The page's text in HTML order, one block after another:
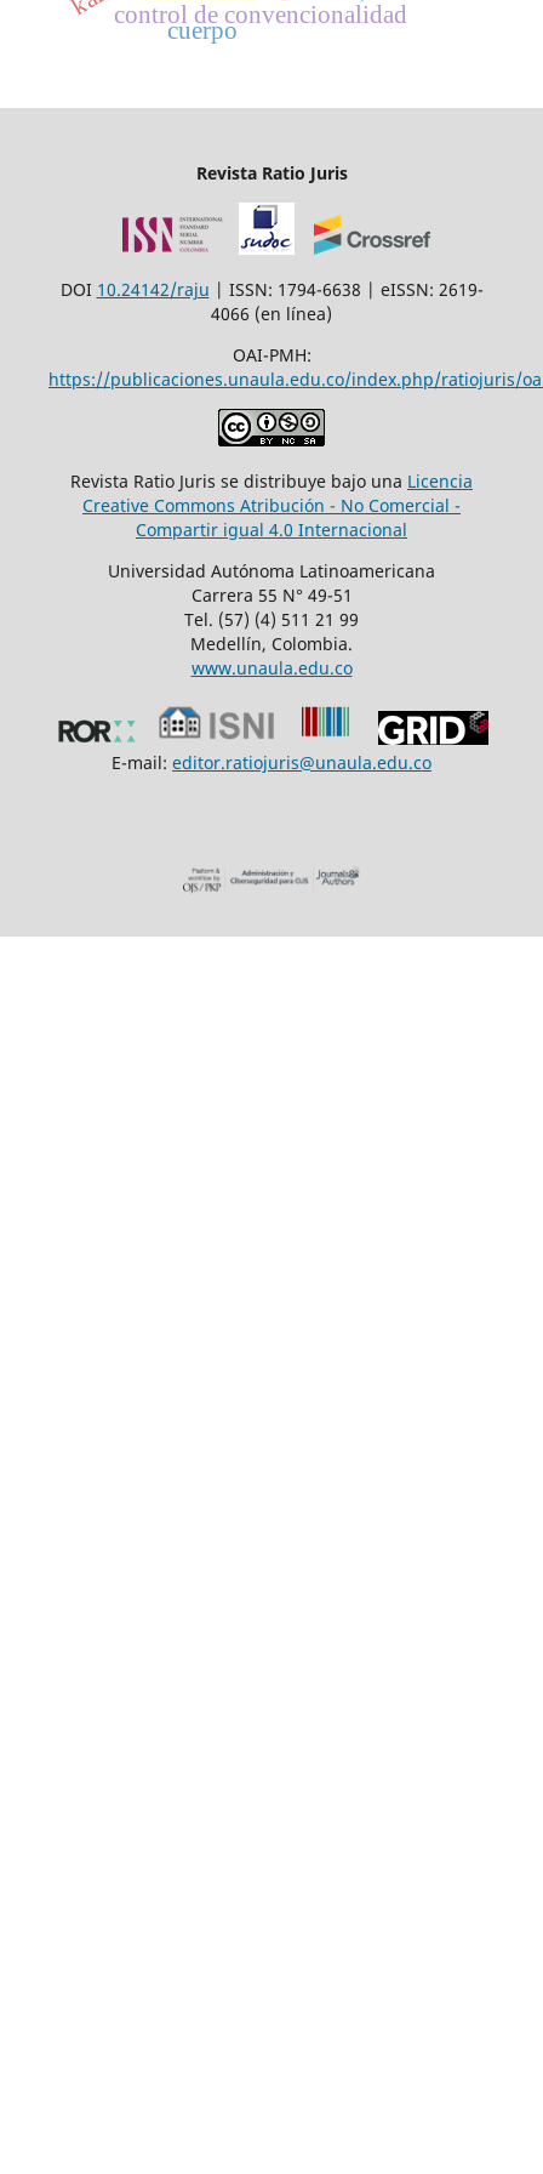
control de convencionalidad
cuerpo
Revista Ratio Juris
DOI 10.24142/raju | ISSN: 1794-6638 | eISSN: 2619-
4066 (en línea)
OAI-PMH:
https://publicaciones.unaula.edu.co/index.php/ratiojuris/
Revista Ratio Juris se distribuye bajo una Licencia
Creative Commons Atribución - No Comercial -
Compartir igual 4.0 Internacional
Universidad Autónoma Latinoamericana
Carrera 55 N° 49-51
Tel. (57) (4) 511 21 99
Medellín, Colombia.
www.unaula.edu.co
E-mail: editor.ratiojuris@unaula.edu.co